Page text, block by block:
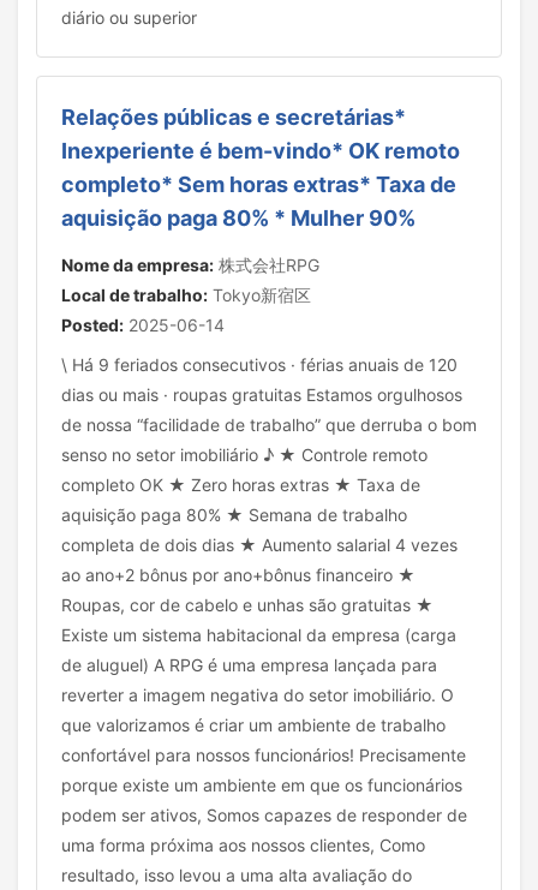
diário ou superior
Relações públicas e secretárias*
Inexperiente é bem-vindo* OK remoto
completo* Sem horas extras* Taxa de
aquisição paga 80% * Mulher 90%
Nome da empresa: 株式会社RPG
Local de trabalho: Tokyo新宿区
Posted: 2025-06-14
\ Há 9 feriados consecutivos · férias anuais de 120
dias ou mais · roupas gratuitas Estamos orgulhosos
de nossa “facilidade de trabalho” que derruba o bom
senso no setor imobiliário ♪ ★ Controle remoto
completo OK ★ Zero horas extras ★ Taxa de
aquisição paga 80% ★ Semana de trabalho
completa de dois dias ★ Aumento salarial 4 vezes
ao ano+2 bônus por ano+bônus financeiro ★
Roupas, cor de cabelo e unhas são gratuitas ★
Existe um sistema habitacional da empresa (carga
de aluguel) A RPG é uma empresa lançada para
reverter a imagem negativa do setor imobiliário. O
que valorizamos é criar um ambiente de trabalho
confortável para nossos funcionários! Precisamente
porque existe um ambiente em que os funcionários
podem ser ativos, Somos capazes de responder de
uma forma próxima aos nossos clientes, Como
resultado, isso levou a uma alta avaliação do